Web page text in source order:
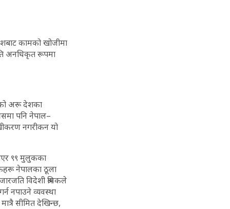
कामको खोजीमा
अनधिकृत रूपमा
अरू देशका
पनि नेपाल–
नगरीकन यो
९९ मुलुकका
नेपालका ठूला
विदेशी श्रमिकले
नपाउने व्यवस्था
सीमित देखिन्छ,